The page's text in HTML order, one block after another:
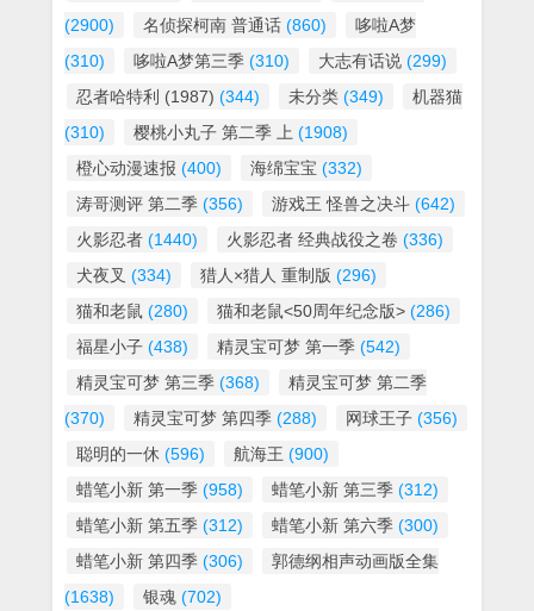
(2900)
名侦探柯南 普通话 (860)
哆啦A梦
(310)
哆啦A梦第三季 (310) 大志有话说 (299)
忍者哈特利 (1987) (344) 未分类 (349)
机器猫
(310)
樱桃小丸子 第二季 上 (1908)
橙心动漫速报 (400) 海绵宝宝 (332)
涛哥测评 第二季 (356) 游戏王 怪兽之决斗 (642)
火影忍者 (1440) 火影忍者 经典战役之卷 (336)
犬夜叉 (334) 猎人×猎人 重制版 (296)
猫和老鼠 (280) 猫和老鼠<50周年纪念版> (286)
福星小子 (438) 精灵宝可梦 第一季 (542)
精灵宝可梦 第三季 (368)
精灵宝可梦 第二季
(370)
精灵宝可梦 第四季 (288) 网球王子 (356)
聪明的一休 (596) 航海王 (900)
蜡笔小新 第一季 (958) 蜡笔小新 第三季 (312)
蜡笔小新 第五季 (312) 蜡笔小新 第六季 (300)
蜡笔小新 第四季 (306)
郭德纲相声动画版全集
(1638)
银魂 (702)